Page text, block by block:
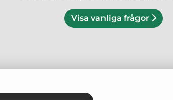
Visa vanliga frågor